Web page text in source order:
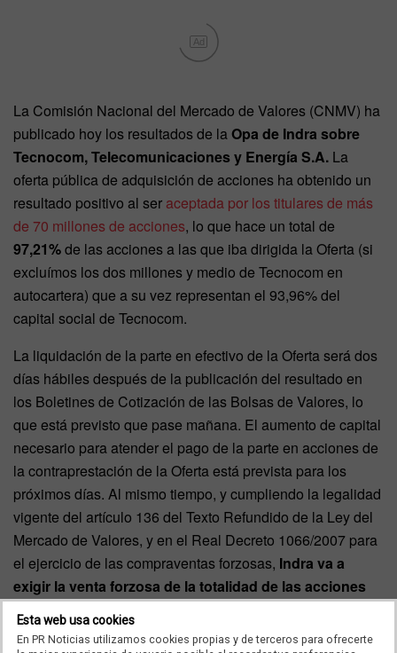
Ad
La Comisión Nacional del Mercado de Valores (CNMV) ha
publicado hoy los resultados de laOpa de Indra sobre
Tecnocom, Telecomunicaciones y Energía S.A. La
oferta pública de adquisición de acciones ha obtenido un
resultado positivo al ser aceptada por los titulares de más
de 70 millones de acciones, lo que hace un total de
97,21%de las acciones a las que iba dirigida la Oferta (si
excluímos los dos millones y medio de Tecnocom en
autocartera) que a su vez representan el 93,96% del
capital social de Tecnocom.
La liquidación de la parte en efectivo de la Oferta será dos
días hábiles después de la publicación del resultado en
los Boletines de Cotización de las Bolsas de Valores, lo
que está previsto que pase mañana. El aumento de capital
necesario para atender el pago de la parte en acciones de
la contraprestación de la Oferta está prevista para los
próximos días. Al mismo tiempo, y cumpliendo la legalidad
vigente del artículo 136 del Texto Refundido de la Ley del
Mercado de Valores, y en el Real Decreto 1066/2007 para
el ejercicio de las compraventas forzosas, Indra va a
exigir la venta forzosa de la totalidad de las acciones
de Tecnocom que no tenga por la misma
contraprestación ofrecida en la Oferta.
Esta web usa cookies
En PR Noticias utilizamos cookies propias y de terceros para ofrecerte